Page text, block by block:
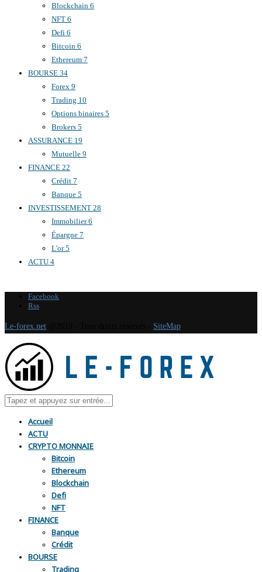
Blockchain 6
NFT 6
Defi 6
Bitcoin 6
Ethereum 7
BOURSE 34
Forex 9
Trading 10
Options binaires 5
Brokers 5
ASSURANCE 19
Mutuelle 9
FINANCE 22
Crédit 7
Banque 5
INVESTISSEMENT 28
Immobilier6
Épargne 7
L'or5
ACTU 4
Facebook
Rss
Le-forex.net SiteMap
Accueil
ACTU
CRYPTO MONNAIE
Bitcoin
Ethereum
Blockchain
Defi
NFT
FINANCE
Banque
Crédit
BOURSE
Trading